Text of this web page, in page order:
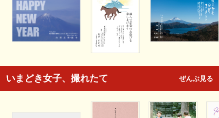
いまどき女子、撮れたて ぜんぶ見る